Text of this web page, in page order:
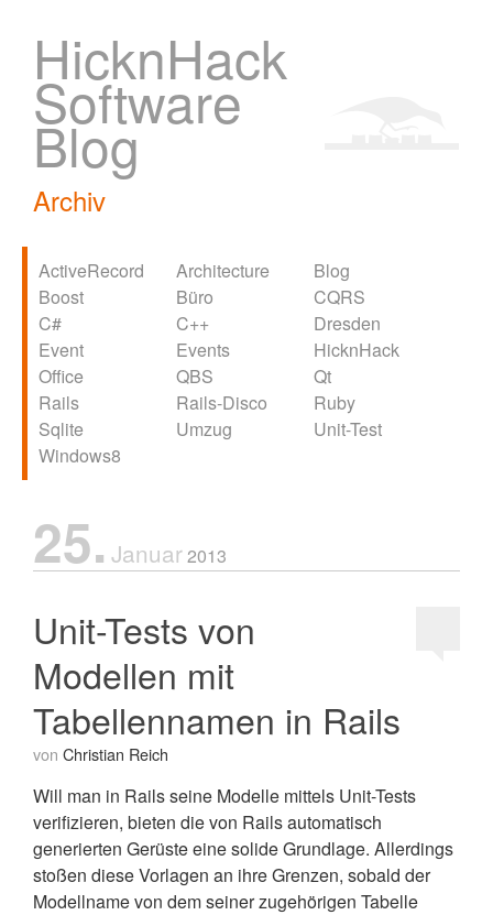
HicknHack
Software
Blog
Archiv
ActiveRecord Architecture
Blog
Boost
Büro
CQRS
C#
C++
Dresden
Event
Events
HicknHack
Office
QBS
Qt
Rails
Rails-Disco
Ruby
Sqlite
Umzug
Unit-Test
Windows8
25. Januar2013
Unit-Tests von
Modellen mit
Tabellennamen in Rails
von Christian Reich
Will man in Rails seine Modelle mittels Unit-Tests
verifizieren, bieten die von Rails automatisch
generierten Gerüste eine solide Grundlage. Allerdings
stoßen diese Vorlagen an ihre Grenzen, sobald der
Modellname von dem seiner zugehörigen Tabelle